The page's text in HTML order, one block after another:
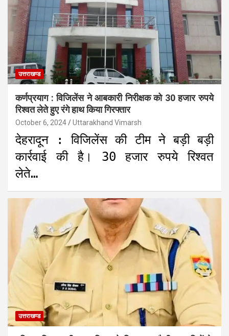
उत्तराखण्ड
कर्णप्रयाग : विजिलेंस ने आबकारी निरीक्षक को 30 हजार रुपये
रिश्वत लेते हुए रंगे हाथ किया गिरफ्तार
October 6, 2024 Uttarakhand Vimarsh
देहरादून : विजिलेंस की टीम ने बड़ी बड़ी
कार्रवाई की है। 30 हजार रुपये रिश्वत
लेते…
उत्तराखण्ड